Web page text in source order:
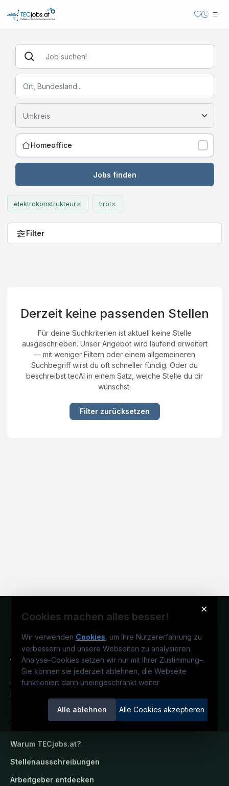
Homeoffice
Jobs finden
elektrokonstrukteur× tirol×
Filter
Derzeit keine passenden Stellen
Für deine Suchkriterien ist aktuell keine Stelle
ausgeschrieben. Unser Angebot wird laufend erweitert
— mit weniger Filtern oder einem allgemeineren
Suchbegriff wirst du oft schneller fündig. Oder du
beschreibst tecAI in einem Satz, welche Stelle du dir
wünschst.
Filter zurücksetzen
×
Cookies machen alles besser!
Wir verwenden Cookies , um Ihre Nutzererfahrung zu
verbessern und unsere Webseiten zu analysieren.
Analyse-Cookies setzen wir nur mit Ihrer Zustimmung–
Sie können sie jederzeit ablehnen, die Webseite
funktioniert dann uneingeschränkt weiter
Alle ablehnen Alle Cookies akzeptieren
Österreichs technisches Karriereportal.
Ein Service der candidatis GmbH.
TECjobs.at
Warum TECjobs.at?
Stellenausschreibungen
Arbeitgeber entdecken